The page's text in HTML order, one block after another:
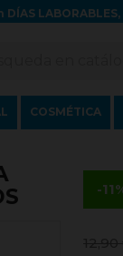
COSMÉTICA
-